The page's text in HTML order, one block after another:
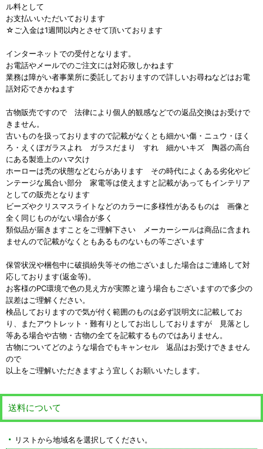
ル料として
お支払いいただいております
☆ご入金は1週間以内とさせて頂いております
インターネットでの受付となります。
お電話やメールでのご注文には対応致しかねます
業務は障がい者事業所に委託しておりますので詳しいお尋ねなどはお電
話対応できかねます
古物販売ですので 法律により個人的観感などでの返品交換はお受けで
きません。
古いものを扱っておりますので記載がなくとも細かい傷・ニュウ・ほく
ろ・えくぼガラスよれ ガラスだまり すれ 細かいキズ 陶器の高台
にある製造上のハマ欠け
ホーローは禿の状態などむらがあります その時代によくある劣化やビ
ンテージな風合い部分 家電等は使えますと記載があってもインテリア
としての販売となります
ビーズやクリスマスライトなどのカラーに多様性があるものは 画像と
全く同じものがない場合が多く
類似品が届きますことをご理解下さい メーカーシールは商品に含まれ
ませんので記載がなくともあるものないもの等ございます
保管状況や梱包中に破損紛失等その他ございました場合はご連絡して対
応しております(返金等)。
お客様のPC環境で色の見え方が実際と違う場合もございますので多少の
誤差はご理解ください。
検品しておりますので気が付く範囲のものは必ず説明文に記載してお
り、またアウトレット・難有りとしてお出ししておりますが 見落とし
等ある場合や古物・古物の全てを記載するものではありません。
古物についてどのような場合でもキャンセル 返品はお受けできません
ので
以上をご理解いただきますよう宜しくお願いいたします。
送料について
リストから地域名を選択してください。